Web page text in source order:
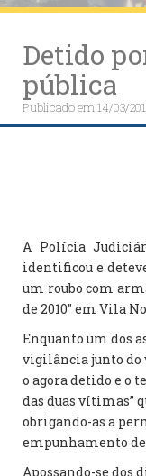
Detido
pública
Publicado em14/03/
A Polícia
identificou e
um roubo com
de 2010″ em Vila
Enquanto um dos
vigilância junto do
o agora detido e o
das duas vítimas”
obrigando-as a
empunhamento
Apossando-se dos